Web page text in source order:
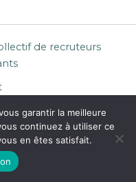
de recruteurs
garantir la meilleure
continuez à utiliser ce
en êtes satisfait.